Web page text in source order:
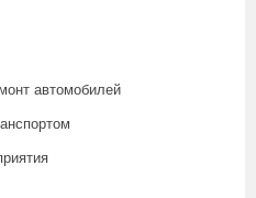
автомобилей